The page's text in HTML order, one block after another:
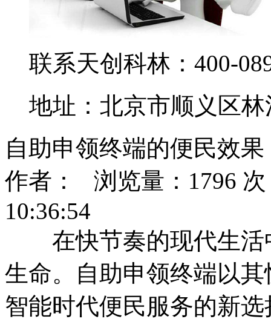
联系天创科林：400-
地址：北京市顺义区
自助申领终端的便民效果
作者： 浏览量：1796
10:36:54
在快节奏的现代生活
生命。自助申领终端以
智能时代便民服务的新选